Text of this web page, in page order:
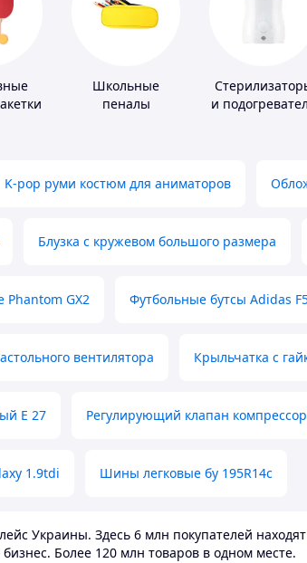
Школьные
пеналы
и
K-pop руми костюм для аниматоров
Блузка с кружевом большого размера
Phantom GX2 Футбольные бутсы Adidas
вентилятора Крыльчатка с
E 27 Регулирующий клапан
1.9tdi Шины легковые бу 195R14c
Украины. Здесь 6 млн покупателей
Более 120 млн товаров в одном месте.